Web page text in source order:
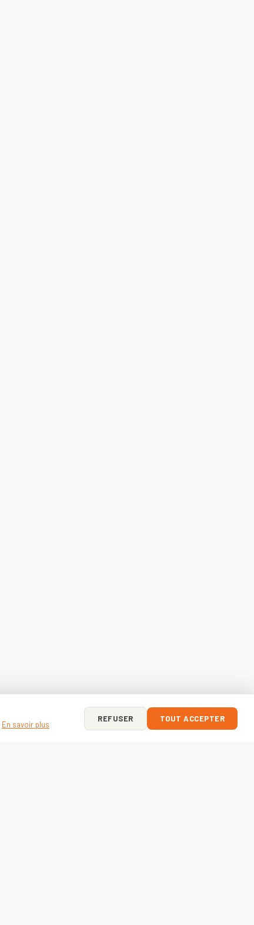
En savoir plus
REFUSER TOUT ACCEPTER